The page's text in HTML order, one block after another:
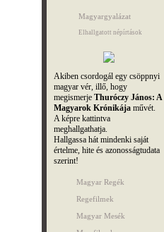
Magyargyalázat
Elhallgatott népírtások
Akiben csordogál egy csöppnyi
magyar vér, illő, hogy
megismerje Thuróczy János: A
Magyarok Krónikájaművét.
A képre kattintva
meghallgathatja.
Hallgassa hát mindenki saját
értelme, hite és azonosságtudata
szerint!
Magyar Regék
Regefilmek
Magyar Mesék